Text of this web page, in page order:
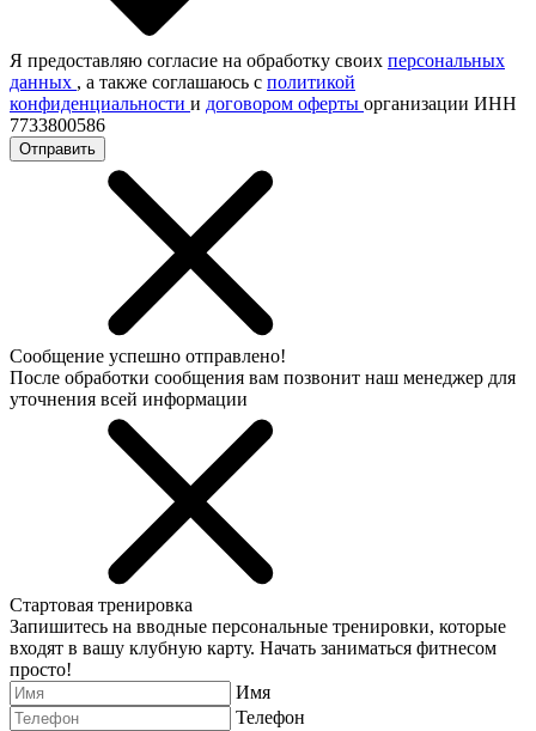
Я предоставляю согласие на обработку своих персональных
данных , а также соглашаюсь с политикой
конфиденциальности и договором оферты организации ИНН
7733800586
Отправить
Сообщение успешно отправлено!
После обработки сообщения вам позвонит наш менеджер для
уточнения всей информации
Стартовая тренировка
Запишитесь на вводные персональные тренировки, которые
входят в вашу клубную карту. Начать заниматься фитнесом
просто!
Имя
Телефон